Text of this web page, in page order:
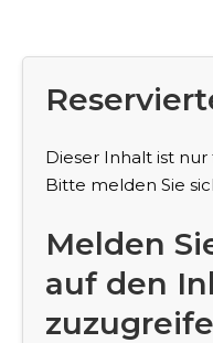
Dieser Inhalt ist
Bitte melden Sie
Melden
auf den